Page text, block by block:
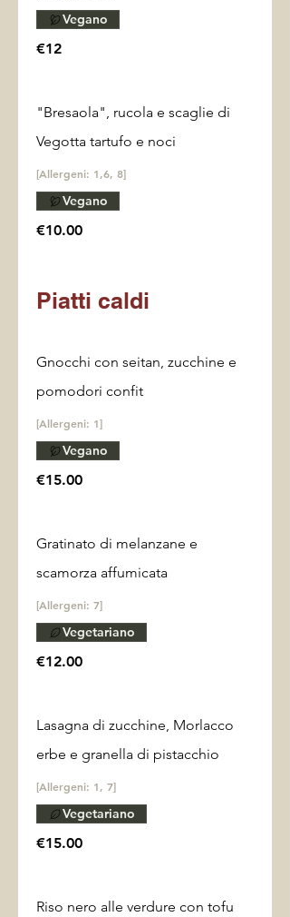
€12
Vegano
"Bresaola", rucola e scaglie di
Vegotta tartufo e noci
[Allergeni: 1,6, 8]
€10.00
Vegano
Piatti caldi
Gnocchi con seitan, zucchine e
pomodori confit
[Allergeni: 1]
€15.00
Vegano
Gratinato di melanzane e
scamorza affumicata
[Allergeni: 7]
€12.00
Vegetariano
Lasagna di zucchine, Morlacco
erbe e granella di pistacchio
[Allergeni: 1, 7]
€15.00
Vegetariano
Riso nero alle verdure con tofu